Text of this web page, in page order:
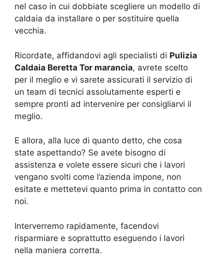
nel caso in cui dobbiate scegliere un modello di
caldaia da installare o per sostituire quella
vecchia.
Ricordate, affidandovi agli specialisti di Pulizia
Caldaia Beretta Tor marancia, avrete scelto
per il meglio e vi sarete assicurati il servizio di
un team di tecnici assolutamente esperti e
sempre pronti ad intervenire per consigliarvi il
meglio.
E allora, alla luce di quanto detto, che cosa
state aspettando? Se avete bisogno di
assistenza e volete essere sicuri che i lavori
vengano svolti come l’azienda impone, non
esitate e mettetevi quanto prima in contatto con
noi.
Interverremo rapidamente, facendovi
risparmiare e soprattutto eseguendo i lavori
nella maniera corretta.